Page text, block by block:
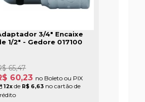
3/4" Encaixe
1/2" - Gedore 017100
60,23 no Boleto ou PIX
65,47
12x de R$ 6,63 no cartão de